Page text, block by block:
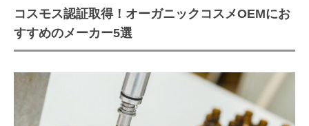
メ」ということばが使われたのは
2001年のこと
スメはどう違う？
世界のオーガニック認証制度にはど
コスモス認証取得！オーガニックコスメOEMにお
すすめのメーカー5選